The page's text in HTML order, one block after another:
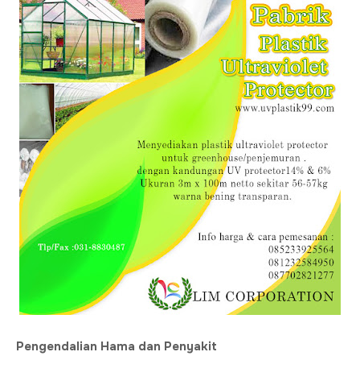
Pengendalian Hama dan Penyakit